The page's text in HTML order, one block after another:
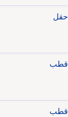
حقل
قطب
قطب